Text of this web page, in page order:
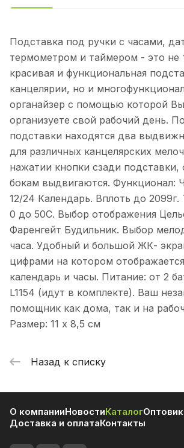
Подставка под ручки с часами,
термометром и таймером - это не
красивая и функциональная
канцелярии, но и
органайзер с помощью которой
организуете свой рабочий день.
подставки находятся два
для различных канцелярских
нажатии кнопки сзади подставки,
бокам выдвигаются. Функционал:
12/24 Календарь. Вплоть до
0 до 50С. Выбор отображения
Фаренгейт Будильник. Выбор
часа. Удобный и большой ЖК-
цифрами на котором
календарь и часы. Питание: от 2
L1154 (идут в комплекте). Ваш
помощник как дома, так и на
Размер: 11 х 8,5 см
Назад к списку
О компанииНовостиКаталог
Доставка и оплатаКонтакты